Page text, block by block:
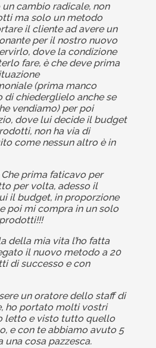
cambio radicale, non
ma solo un metodo
il cliente ad avere un
per il nostro nuovo
dove la condizione
fare, è che deve prima
(prima manco
di chiederglielo anche se
vendiamo) per poi
dove lui decide il budget
non ha via di
come nessun altro è in
prima faticavo per
per volta, adesso il
il budget, in proporzione
poi mi compra in un solo
della mia vita l’ho fatta
il nuovo metodo a 20
di successo e con
un oratore dello staff di
ho portato molti vostri
letto e visto tutto quello
e con te abbiamo avuto 5
una cosa pazzesca.